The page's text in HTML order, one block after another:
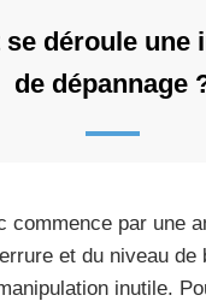
se déroule une
de dépannage
commence par une
et du niveau de
inutile.